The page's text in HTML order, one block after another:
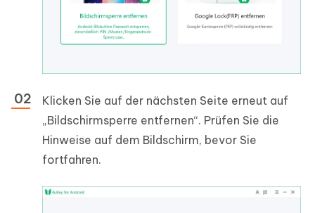
Klicken Sie auf der nächsten Seite erneut auf
„Bildschirmsperre entfernen“. Prüfen Sie die
Hinweise auf dem Bildschirm, bevor Sie
fortfahren.